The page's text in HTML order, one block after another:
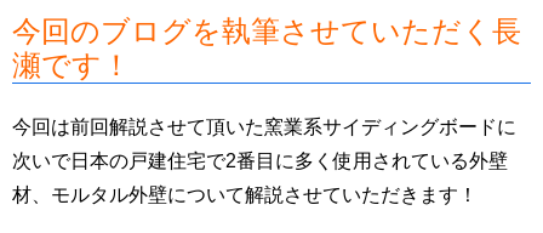
今回のブログを執筆させていただく長
瀬です！
今回は前回解説させて頂いた窯業系サイディングボードに
次いで日本の戸建住宅で2番目に多く使用されている外壁
材、モルタル外壁について解説させていただきます！